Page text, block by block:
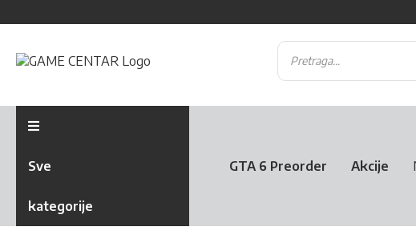
Sve
kategorije
GTA 6 Preorder Akcije